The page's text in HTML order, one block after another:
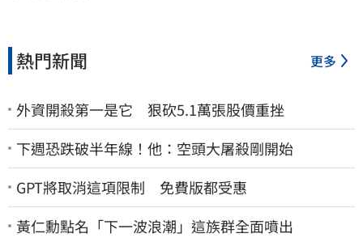
熱門新聞 更多
外資開殺第一是它 狠砍5.1萬張股價重挫
下週恐跌破半年線！他：空頭大屠殺剛開始
GPT將取消這項限制 免費版都受惠
黃仁勳點名「下一波浪潮」這族群全面噴出